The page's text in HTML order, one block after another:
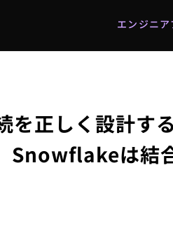
エンジニア
を正しく設計す
Snowflakeは結